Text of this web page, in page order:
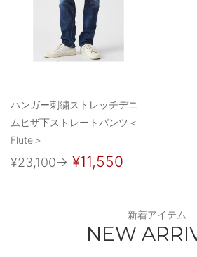
ハンガー刺繍ストレッチデニ
ムヒザ下ストレートパンツ＜
Flute＞
¥23,100→ ¥11,550
新着アイテム
NEW